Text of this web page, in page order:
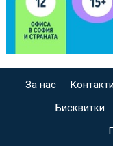
За нас Контакти
Бисквитки